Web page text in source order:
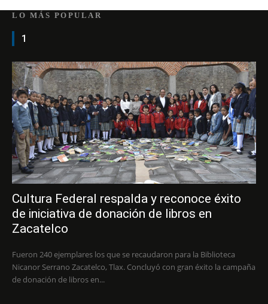
LO MÁS POPULAR
1
Cultura Federal respalda y reconoce éxito
de iniciativa de donación de libros en
Zacatelco
Fueron 240 ejemplares los que se recaudaron para la Biblioteca
Nicanor Serrano Zacatelco, Tlax. Concluyó con gran éxito la campaña
de donación de libros en...